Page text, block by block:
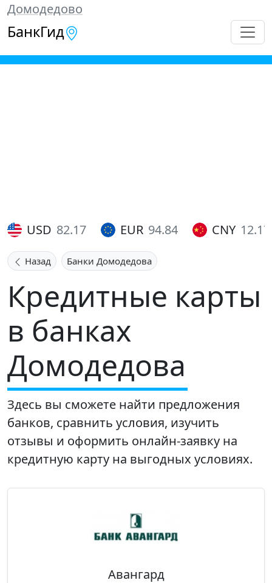
Домодедово
БанкГид
USD 82.17 EUR 94.84 CNY 12.17
Назад Банки Домодедова
Кредитные карты
в банках
Домодедова
Здесь вы сможете найти предложения
банков, сравнить условия, изучить
отзывы и оформить онлайн-заявку на
кредитную карту на выгодных условиях.
Авангард